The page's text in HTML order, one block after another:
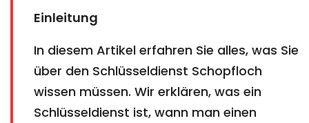
Einleitung
In diesem Artikel erfahren Sie alles, was Sie
über den Schlüsseldienst Schopfloch
wissen müssen. Wir erklären, was ein
Schlüsseldienst ist, wann man einen